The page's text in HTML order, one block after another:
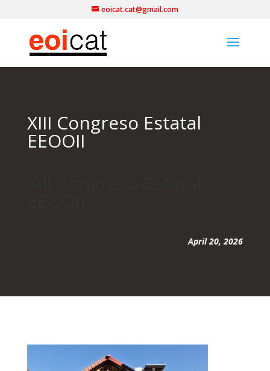
eoicat.cat@gmail.com
XIII Congreso Estatal
EEOOII
April 20, 2026